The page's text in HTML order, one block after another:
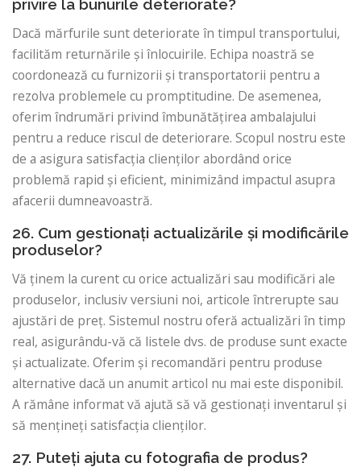
privire la bunurile deteriorate?
Dacă mărfurile sunt deteriorate în timpul transportului,
facilităm returnările și înlocuirile. Echipa noastră se
coordonează cu furnizorii și transportatorii pentru a
rezolva problemele cu promptitudine. De asemenea,
oferim îndrumări privind îmbunătățirea ambalajului
pentru a reduce riscul de deteriorare. Scopul nostru este
de a asigura satisfacția clienților abordând orice
problemă rapid și eficient, minimizând impactul asupra
afacerii dumneavoastră.
26. Cum gestionați actualizările și modificările
produselor?
Vă ținem la curent cu orice actualizări sau modificări ale
produselor, inclusiv versiuni noi, articole întrerupte sau
ajustări de preț. Sistemul nostru oferă actualizări în timp
real, asigurându-vă că listele dvs. de produse sunt exacte
și actualizate. Oferim și recomandări pentru produse
alternative dacă un anumit articol nu mai este disponibil.
A rămâne informat vă ajută să vă gestionați inventarul și
să mențineți satisfacția clienților.
27. Puteți ajuta cu fotografia de produs?